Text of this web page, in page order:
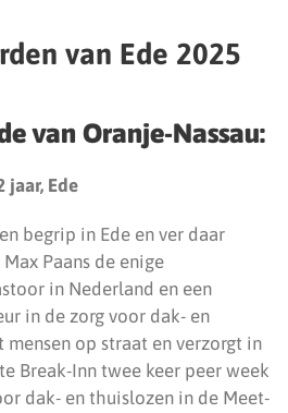
van Ede 2025
van Oranje-Nassau:
jaar, Ede
begrip in Ede en ver daar
Paans de enige
in Nederland en een
in de zorg voor dak- en
op straat en verzorgt in
Break-Inn twee keer peer week
dak- en thuislozen in de Meet-